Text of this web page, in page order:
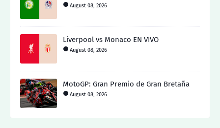
August 08, 2026
Liverpool vs Monaco EN VIVO
August 08, 2026
MotoGP: Gran Premio de Gran Bretaña
August 08, 2026